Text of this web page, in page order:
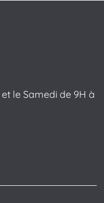
le Samedi de 9H à